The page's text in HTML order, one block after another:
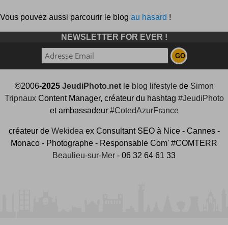
Vous pouvez aussi parcourir le blog au hasard !
NEWSLETTER FOR EVER !
©2006-2025 JeudiPhoto.netle blog lifestylede Simon
TripnauxContent Manager, créateur du hashtag #JeudiPhoto
et ambassadeur #CotedAzurFrance
créateur de Wekidea ex Consultant SEO à Nice - Cannes -
Monaco - Photographe - Responsable Com' #COMTERR
Beaulieu-sur-Mer - 06 32 64 61 33